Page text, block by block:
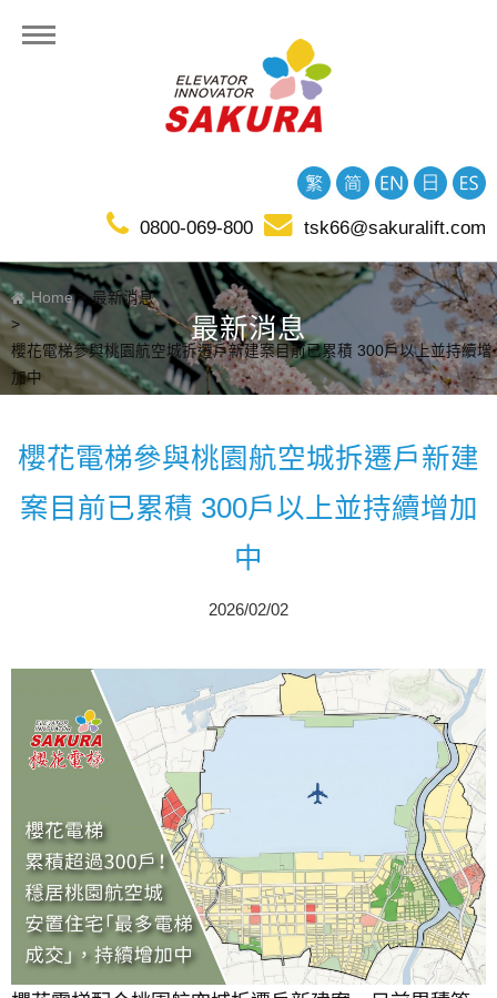
0800-069-800 tsk66@sakuralift.com
最新消息
Home 最新消息
櫻花電梯參與桃園航空城拆遷戶新建案目前已累積 300戶以上並持續增
加中
櫻花電梯參與桃園航空城拆遷戶新建
案目前已累積 300戶以上並持續增加
中
2026/02/02